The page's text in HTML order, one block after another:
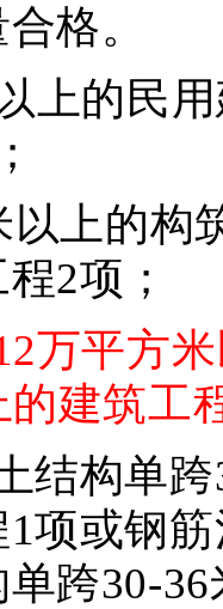
格。
上的民
以上的
2项；
万平方
建筑工
结构单
1项或钢
跨30-